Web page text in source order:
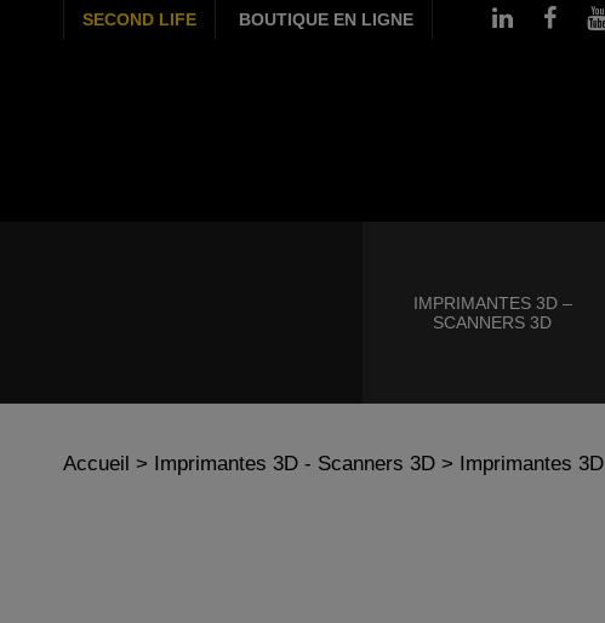
SECOND LIFE BOUTIQUE EN LIGNE
IMPRIMANTES 3D –
SCANNERS 3D
Accueil > Imprimantes 3D - Scanners 3D > Imprimantes 3D